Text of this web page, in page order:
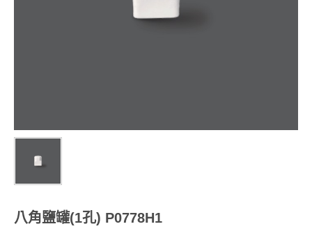
八角鹽罐(1孔) P0778H1